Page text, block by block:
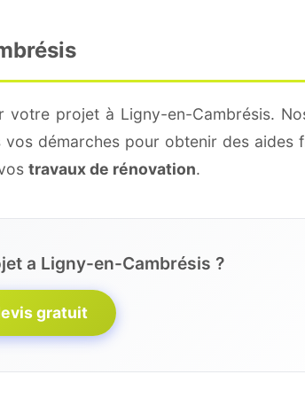
projet à Ligny-en-Cambrésis.
démarches pour obtenir des aides
travaux de rénovation.
a Ligny-en-Cambrésis ?
gratuit